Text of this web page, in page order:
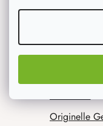
Was
Originelle